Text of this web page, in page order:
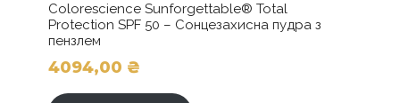
Colorescience Sunforgettable® Total
Protection SPF 50 – Сонцезахисна пудра з
пензлем
4094,00 ₴